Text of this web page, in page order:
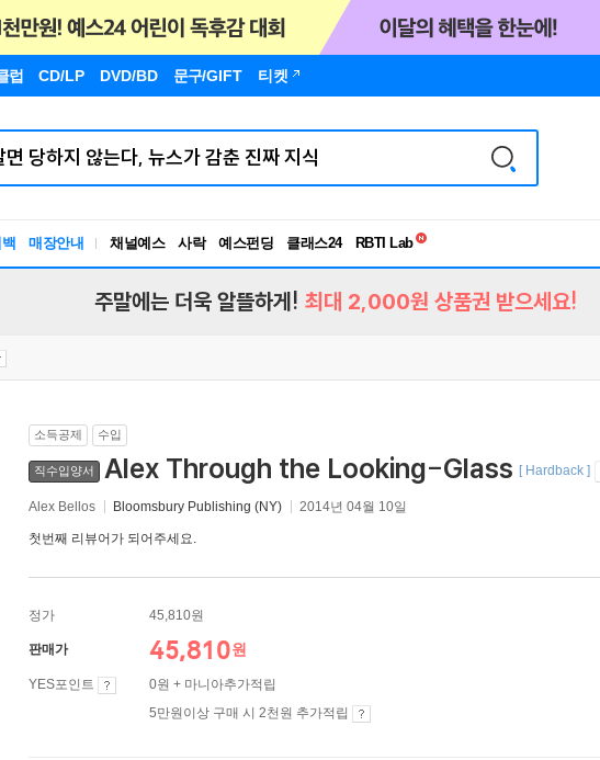
럽 CD/LP DVD/BD 문구/GIFT 티켓
매장안내 채널예스 사락 예스펀딩 클래스24
독서유형검사
주말에는 더욱 알뜰하게! 최대 2,000원 상품권 받으세요!
소득공제 수입
직수입양서 Alex Through the Looking-Glass [ Hardback ]
Alex Bellos Bloomsbury Publishing (NY) 2014년 04월 10일
첫번째 리뷰어가 되어주세요.
정가 45,810원
판매가 45,810원
YES포인트
0원 + 마니아추가적립
5만원이상 구매 시 2천원 추가적립